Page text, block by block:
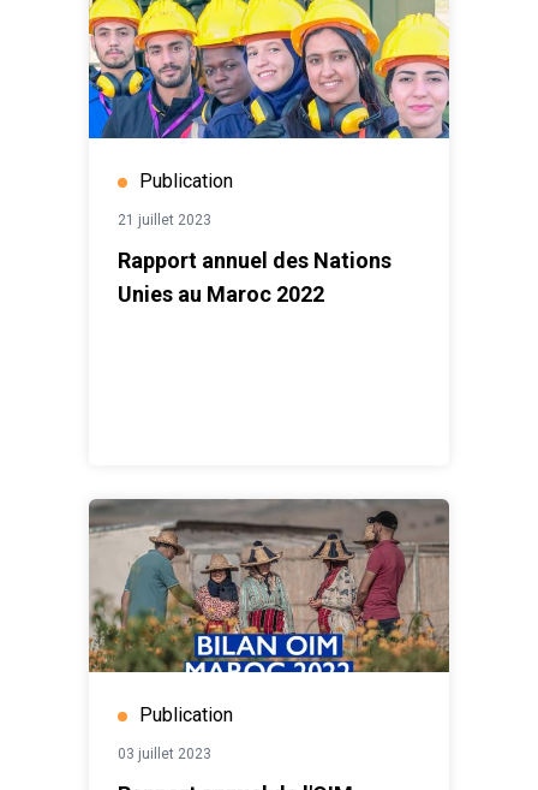
Publication
21 juillet 2023
Rapport annuel des Nations
Unies au Maroc 2022
Publication
03 juillet 2023